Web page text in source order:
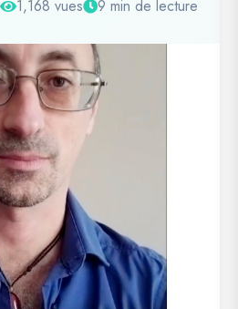
1,168 vues 9 min de lecture